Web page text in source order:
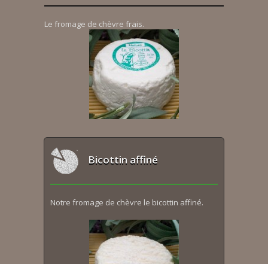
Le fromage de chèvre frais.
Bicottin affiné
Notre fromage de chèvre le bicottin affiné.